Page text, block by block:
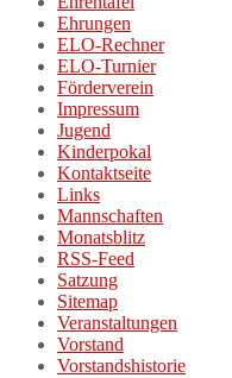
Ehrungen
ELO-Rechner
ELO-Turnier
Förderverein
Impressum
Jugend
Kinderpokal
Kontaktseite
Links
Mannschaften
Monatsblitz
RSS-Feed
Satzung
Sitemap
Veranstaltungen
Vorstand
Vorstandshistorie